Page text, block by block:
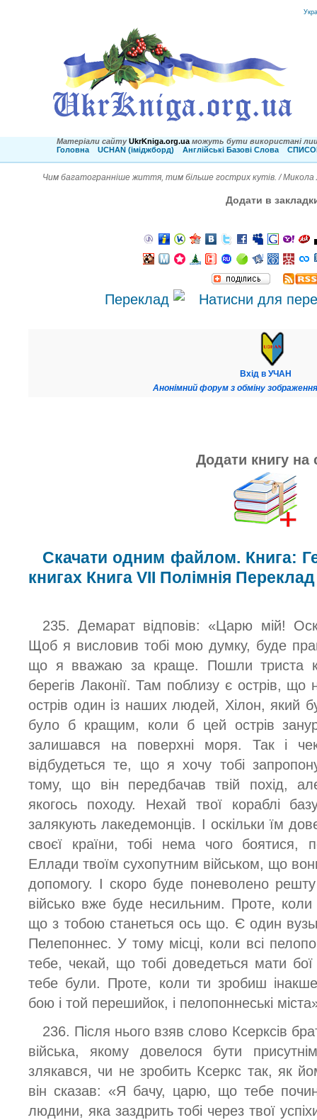
Матеріали сайту UkrKniga.org.ua можуть бути використані
Головна
UCHAN (іміджборд) Англійські Базові Слова
Чим багатогранніше життя, тим більше гострих кутів. / Микола
Додати в
Переклад
Вхід в УЧАН
Анонімний форум з обміну
Додати книгу на
Скачати одним файлом. Книга:
книгах Книга VII Полімнія
235. Демарат відповів: «Царю мій!
Щоб я висловив тобі мою думку, буде
що я вважаю за краще. Пошли триста
берегів Лаконії. Там поблизу є острів, що
острів один із наших людей, Хілон, який
було б кращим, коли б цей острів
залишався на поверхні моря. Так і
відбудеться те, що я хочу тобі
тому, що він передбачав твій похід,
якогось походу. Нехай твої кораблі
залякують лакедемонців. І оскільки їм
своєї країни, тобі нема чого боятися,
Еллади твоїм сухопутним військом, що
допомогу. І скоро буде поневолено
військо вже буде несильним. Проте,
що з тобою станеться ось що. Є один
Пелепоннес. У тому місці, коли всі
тебе, чекай, що тобі доведеться мати
тебе були. Проте, коли ти зробиш
бою і той перешийок, і пелопоннеські
236. Після нього взяв слово Ксерксів
війська, якому довелося бути
злякався, чи не зробить Ксеркс так, як
він сказав: «Я бачу, царю, що тебе
людини, яка заздрить тобі через твої